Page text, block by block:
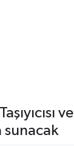
ve
sunacak